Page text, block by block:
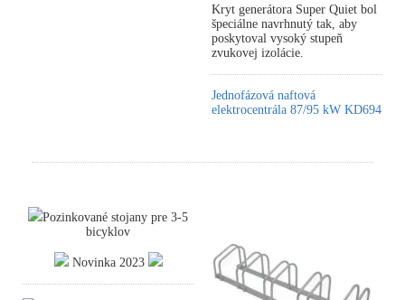
Kryt generátora Super Quiet bol
špeciálne navrhnutý tak, aby
poskytoval vysoký stupeň
zvukovej izolácie.
Jednofázová naftová
elektrocentrála 87/95 kW KD694
Pozinkované stojany pre 3-5
bicyklov
Novinka 2023